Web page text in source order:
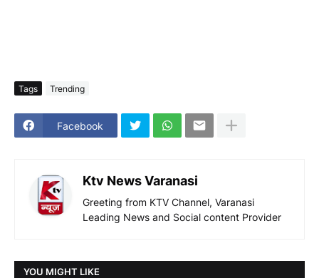
Tags Trending
Facebook
Ktv News Varanasi
Greeting from KTV Channel, Varanasi
Leading News and Social content Provider
YOU MIGHT LIKE